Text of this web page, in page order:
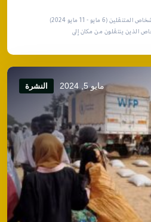
الأحداث والتطورات الخاصة بالأشخاص المتنقلين (6 مايو - 11 مايو 2024)
الذين ينتقلون من مكان إلى
مايو 5, 2024 النشرة